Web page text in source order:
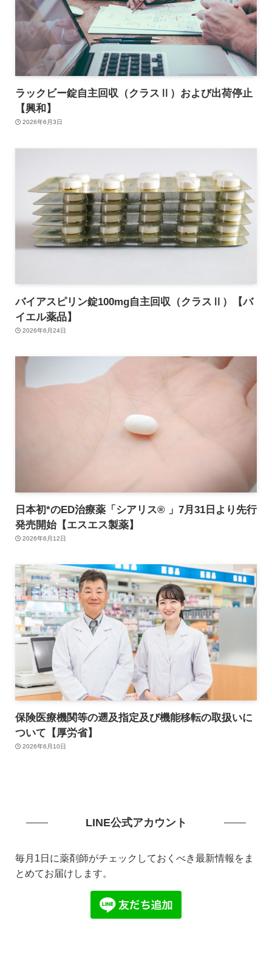
ラックビー錠自主回収（クラスⅡ）および出荷停止
【興和】
2026年6月3日
バイアスピリン錠100mg自主回収（クラスⅡ）【バ
イエル薬品】
2026年6月24日
日本初*のED治療薬「シアリス® 」7月31日より先行
発売開始【エスエス製薬】
2026年6月12日
保険医療機関等の遡及指定及び機能移転の取扱いに
ついて【厚労省】
2026年6月10日
LINE公式アカウント
毎月1日に薬剤師がチェックしておくべき最新情報をま
とめてお届けします。